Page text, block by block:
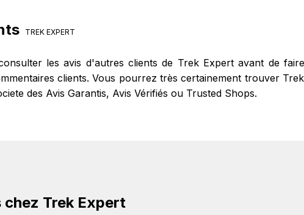
l'adresse suivante :
TREK EXPERT
les avis d'autres clients de Trek Expert avant de
clients. Vous pourrez très certainement trouver
des Avis Garantis, Avis Vérifiés ou Trusted Shops.
chez Trek Expert